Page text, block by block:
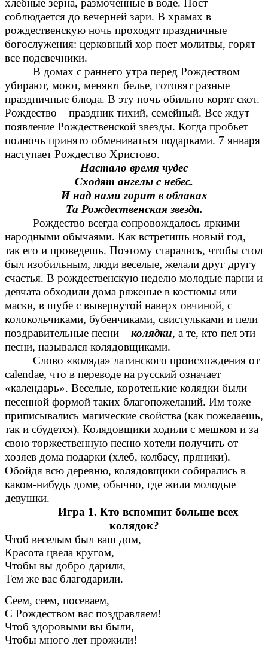
соблюдается до вечерней зари. В храмах в
рождественскую ночь проходят праздничные
богослужения: церковный хор поет молитвы, горят
все подсвечники.
В домах с раннего утра перед Рождеством
убирают, моют, меняют белье, готовят разные
праздничные блюда. В эту ночь обильно корят скот.
Рождество – праздник тихий, семейный. Все ждут
появление Рождественской звезды. Когда пробьет
полночь принято обмениваться подарками. 7 января
наступает Рождество Христово.
Настало время чудес
Сходят ангелы с небес.
И над нами горит в облаках
Та Рождественская звезда.
Рождество всегда сопровождалось яркими
народными обычаями. Как встретишь новый год,
так его и проведешь. Поэтому старались, чтобы стол
был изобильным, люди веселые, желали друг другу
счастья. В рождественскую неделю молодые парни и
девчата обходили дома ряженые в костюмы или
маски, в шубе с вывернутой наверх овчиной, с
колокольчиками, бубенчиками, свистульками и пели
поздравительные песни – колядки, а те, кто пел эти
песни, назывался колядовщиками.
Слово «коляда» латинского происхождения от
calendae, что в переводе на русский означает
«календарь». Веселые, коротенькие колядки были
песенной формой таких благопожеланий. Им тоже
приписывались магические свойства (как пожелаешь,
так и сбудется). Колядовщики ходили с мешком и за
свою торжественную песню хотели получить от
хозяев дома подарки (хлеб, колбасу, пряники).
Обойдя всю деревню, колядовщики собирались в
каком-нибудь доме, обычно, где жили молодые
девушки.
Игра 1. Кто вспомнит больше всех
колядок?
Чтоб веселым был ваш дом,
Красота цвела кругом,
Чтобы вы добро дарили,
Тем же вас благодарили.
Сеем, сеем, посеваем,
С Рождеством вас поздравляем!
Чтоб здоровыми вы были,
Чтобы много лет прожили!